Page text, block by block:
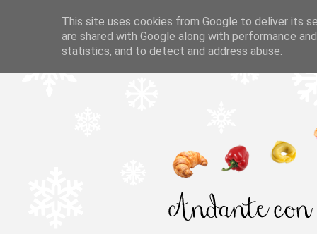
This site uses cookies from Google to deliver its
are shared with Google along with performance
statistics, and to detect and address abuse.